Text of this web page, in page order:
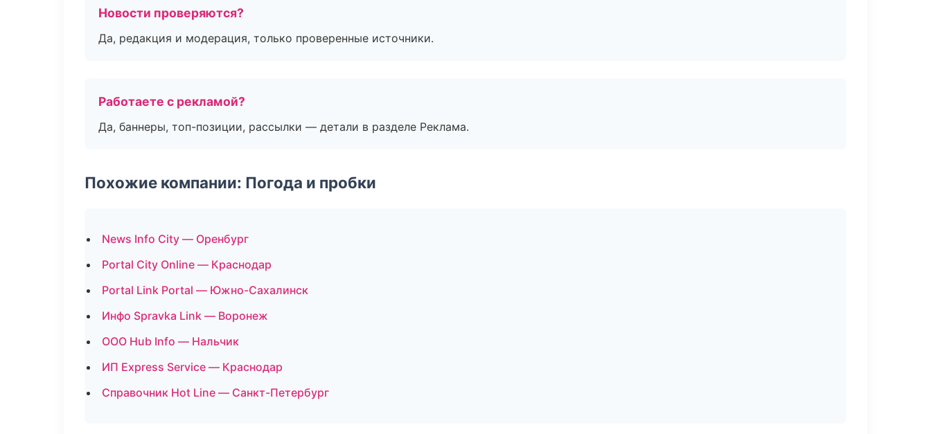
Новости проверяются?
Да, редакция и модерация, только проверенные источники.
Работаете с рекламой?
Да, баннеры, топ-позиции, рассылки — детали в разделе Реклама.
Похожие компании: Погода и пробки
News Info City — Оренбург
Portal City Online — Краснодар
Portal Link Portal — Южно-Сахалинск
Инфо Spravka Link — Воронеж
ООО Hub Info — Нальчик
ИП Express Service — Краснодар
Справочник Hot Line — Санкт-Петербург